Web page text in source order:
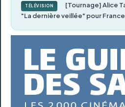
TÉLÉVISION
[Tournage] Alice
"La dernière veillée" pour